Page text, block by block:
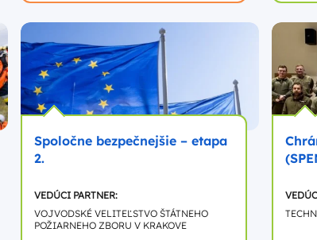
Spoločne bezpečnejšie – etapa
2.
VEDÚCI PARTNER:
VOJVODSKÉ VELITEĽSTVO ŠTÁTNEHO
POŽIARNEHO ZBORU V KRAKOVE